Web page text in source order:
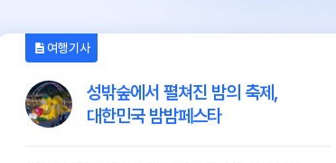
여행기사
성밖숲에서 펼쳐진 밤의 축제,
대한민국 밤밤페스타